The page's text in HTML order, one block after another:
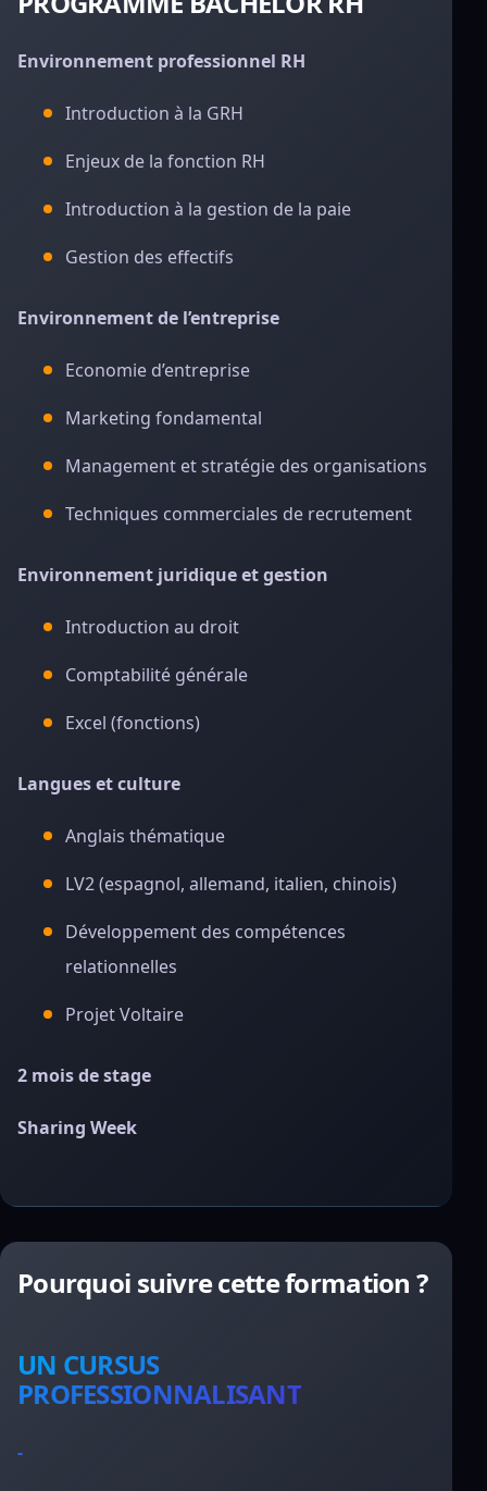
Environnement professionnel RH
Introduction à la GRH
Enjeux de la fonction RH
Introduction à la gestion de la paie
Gestion des effectifs
Environnement de l’entreprise
Economie d’entreprise
Marketing fondamental
Management et stratégie des organisations
Techniques commerciales de recrutement
Environnement juridique et gestion
Introduction au droit
Comptabilité générale
Excel (fonctions)
Langues et culture
Anglais thématique
LV2 (espagnol, allemand, italien, chinois)
Développement des compétences
relationnelles
Projet Voltaire
2 mois de stage
Sharing Week
Pourquoi suivre cette formation ?
UN CURSUS
PROFESSIONNALISANT
-